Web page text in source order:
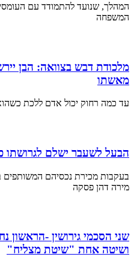
המהלך, שנועד להתמודד עם
המשפחה
מלכודת דבש בצוואה: הבן
מאשתו
עד כמה רחוק יכול אדם ללכת
הבעל לשעבר ישלם לגרושתו כ-1.35 מיליון שקל בגין
בעקבות מכירת נכסיהם המשותפים
מירה דהן פסקה
שני הסכמי גירושין -הראשון
ושיטה אחת "שיטת מצליח"